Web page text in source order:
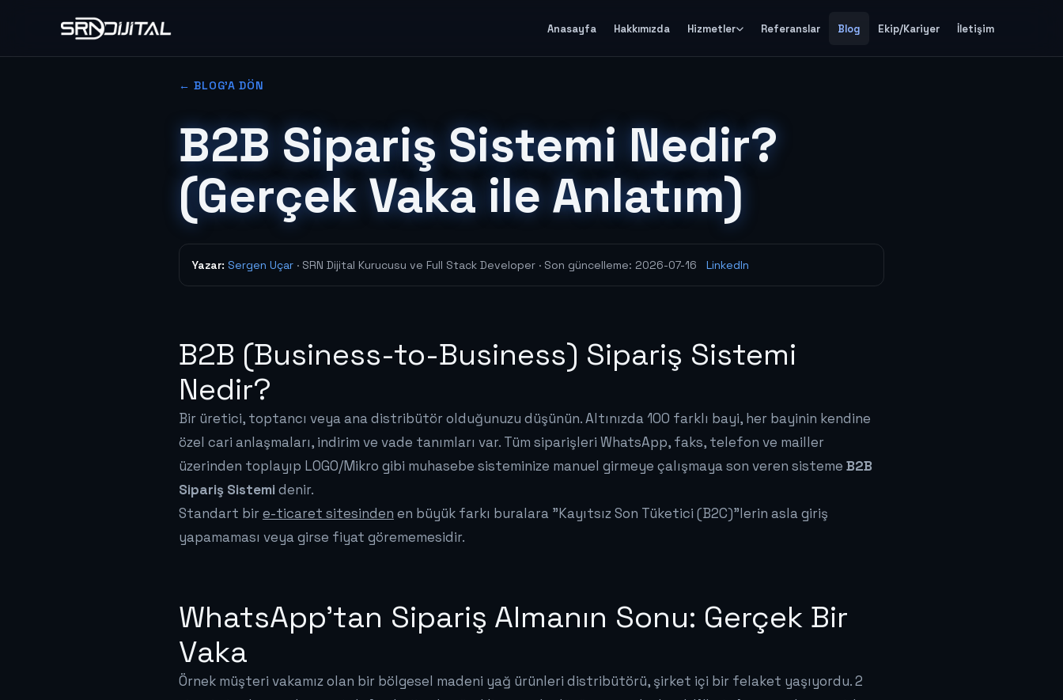
Anasayfa Hakkımızda Hizmetler Referanslar Blog Ekip/Kariyer İletişim
← BLOG'A DÖN
B2B Sipariş Sistemi Nedir?
(Gerçek Vaka ile Anlatım)
Yazar: Sergen Uçar · SRN Dijital Kurucusu ve Full Stack Developer · Son güncelleme: 2026-07-16 LinkedIn
B2B (Business-to-Business) Sipariş Sistemi
Nedir?
Bir üretici, toptancı veya ana distribütör olduğunuzu düşünün. Altınızda 100 farklı bayi, her bayinin kendine
özel cari anlaşmaları, indirim ve vade tanımları var. Tüm siparişleri WhatsApp, faks, telefon ve mailler
üzerinden toplayıp LOGO/Mikro gibi muhasebe sisteminize manuel girmeye çalışmaya son veren sisteme B2B
Sipariş Sistemi denir.
Standart bire-ticaret sitesinden en büyük farkı buralara "Kayıtsız Son Tüketici (B2C)"lerin asla giriş
yapamaması veya girse fiyat görememesidir.
WhatsApp'tan Sipariş Almanın Sonu: Gerçek Bir
Vaka
Örnek müşteri vakamız olan bir bölgesel madeni yağ ürünleri distribütörü, şirket içi bir felaket yaşıyordu. 2